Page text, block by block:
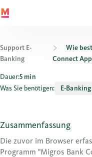
Support E-
Banking
Wie
Connect
Wie bestätige ich eine
Dauer:5 min
Was Sie benötigen:
E-
Zusammenfassung
Die zuvor im Browser
Programm "Migros Bank